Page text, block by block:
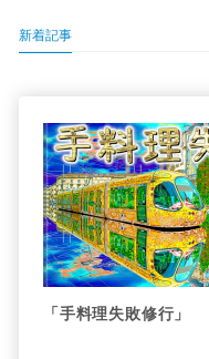
新着記事
「手料理失敗修行」